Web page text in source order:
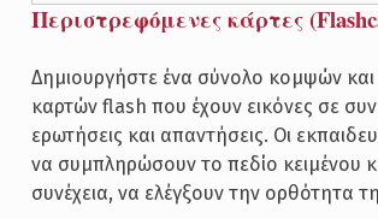
Περιστρεφόμενες κάρτες
Δημιουργήστε ένα σύνολο κομψών και
καρτών flash που έχουν εικόνες σε
ερωτήσεις και απαντήσεις. Οι
να συμπληρώσουν το πεδίο κειμένου
συνέχεια, να ελέγξουν την ορθότητα